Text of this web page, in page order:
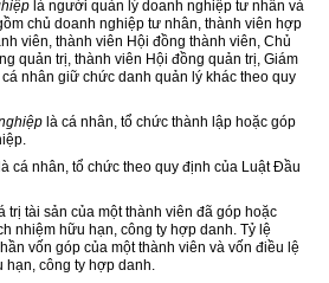
là người quản lý doanh nghiệp tư nhân và
chủ doanh nghiệp tư nhân, thành viên hợp
viên, thành viên Hội đồng thành viên, Chủ
quản trị, thành viên Hội đồng quản trị, Giám
nhân giữ chức danh quản lý khác theo quy
là cá nhân, tổ chức thành lập hoặc góp
là cá nhân, tổ chức theo quy định của Luật Đầu
trị tài sản của một thành viên đã góp hoặc
nhiệm hữu hạn, công ty hợp danh. Tỷ lệ
vốn góp của một thành viên và vốn điều lệ
hạn, công ty hợp danh.